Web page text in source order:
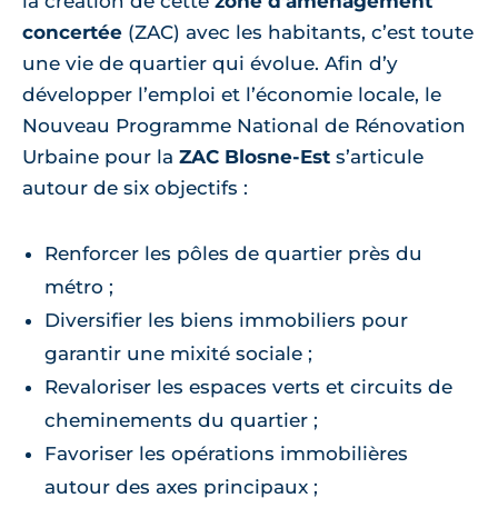
concertée (ZAC) avec les habitants, c’est toute
une vie de quartier qui évolue. Afin d’y
développer l’emploi et l’économie locale, le
Nouveau Programme National de Rénovation
Urbaine pour la ZAC Blosne-Est s’articule
autour de six objectifs :
Renforcer les pôles de quartier près du
métro ;
Diversifier les biens immobiliers pour
garantir une mixité sociale ;
Revaloriser les espaces verts et circuits de
cheminements du quartier ;
Favoriser les opérations immobilières
autour des axes principaux ;